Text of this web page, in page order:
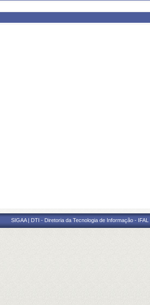
SIGAA | DTI - Diretoria da Tecnologia de Informação -